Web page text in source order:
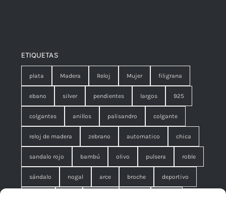
ETIQUETAS
plata Madera Reloj Mujer filigrana
ebano silver pendientes largos 925
colgantes anillos palisandro colgante
reloj de madera zebrano automatico chica
sandalo rojo bambú olivo pulsera roble
sándalo nogal arce broche deportivo